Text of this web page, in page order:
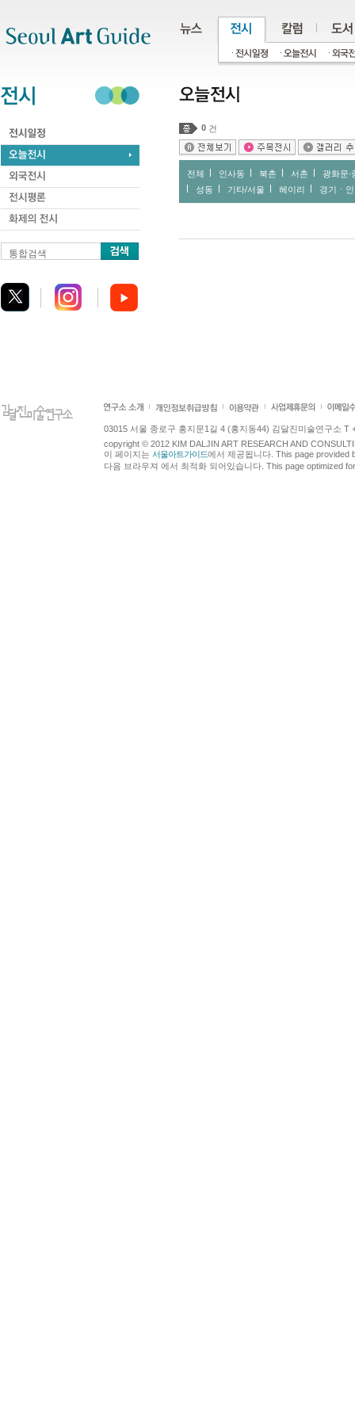
통합검색
0 건
전체 인사동 북촌 서촌
광화문∙
성동
기타/서울 헤이리 경기ㆍ
03015 서울 종로구 홍지문1길 4 (홍지동44) 김달진미술연구소 T
copyright © 2012 KIM DALJIN ART RESEARCH AND
이 페이지는 서울아트가이드에서 제공됩니다. This page provided
다음 브라우져 에서 최적화 되어있습니다. This page optimized